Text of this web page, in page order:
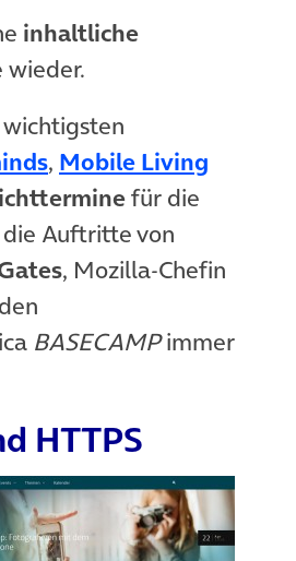
inhaltliche
wieder.
(öffnet in neuem Tab)
, Mobile Living
für die
Auftritte von
, Mozilla-Chefin
BASECAMPimmer
HTTPS